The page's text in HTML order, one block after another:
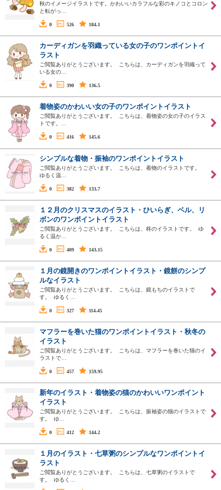
秋のイメージイラストです。かわいいカラフルな彩のキノコとコロン
と転がっ…
0 526 184.1
カーディガンを羽織っている女の子のワンポイントイ
ラスト
ご閲覧ありがとうございます。 こちらは、カーディガンを羽織って
いる女の…
0 390 136.5
着物姿のかわいい女の子のワンポイントイラスト
ご閲覧ありがとうございます。 こちらは、着物姿の女の子のイラス
トです。…
0 416 145.6
シンプルな着物・振袖のワンポイントイラスト
ご閲覧ありがとうございます。 こちらは、着物のイラストです。
ゆるく温…
0 382 133.7
１２月のクリスマスのイラスト・ひいらぎ、ベル、リ
ボンのワンポイントイラスト
ご閲覧ありがとうございます。 こちらは、柊のイラストです。 ゆ
るく温か…
0 409 143.15
１月の鏡開きのワンポイントイラスト・鏡餅のシンプ
ルなイラスト
ご閲覧ありがとうございます。 こちらは、鏡もちのイラストで
す。 ゆるく…
0 327 114.45
マフラーを巻いた猫のワンポイントイラスト・秋冬の
イラスト
ご閲覧ありがとうございます。 こちらは、マフラーを巻いた猫のイ
ラストで…
0 457 159.95
新年のイラスト・着物姿の猫のかわいいワンポイント
イラスト
ご閲覧ありがとうございます。 こちらは、振袖姿の猫のイラストで
す。 ゆ…
0 412 144.2
１月のイラスト・七草粥のシンプルなワンポイントイ
ラスト
ご閲覧ありがとうございます。 こちらは、七草粥のイラストで
す。 ゆるく…